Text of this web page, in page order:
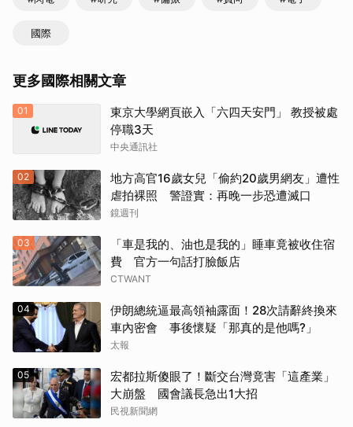
國際
更多國際相關文章
01
東京大學網頁嵌入「六四天安門」 教授被處
停職3天
中央通訊社
02
地方高官16歲女兒「偷約20歲男網友」遭性
虐拍裸照 警證實：再晚一步恐遭滅口
鏡週刊
03
「車是我的、油也是我的」睡車竟被收住宿
費 官方一句話打臉飯店
CTWANT
04
伊朗總統逼最高領袖露面！28次請辭終換來
車內密會 事後懷疑「那真的是他嗎?」
太報
05
宏都拉斯傻眼了！斷交台灣竟害「這產業」
大崩盤 國會議長急出1大招
民視新聞網